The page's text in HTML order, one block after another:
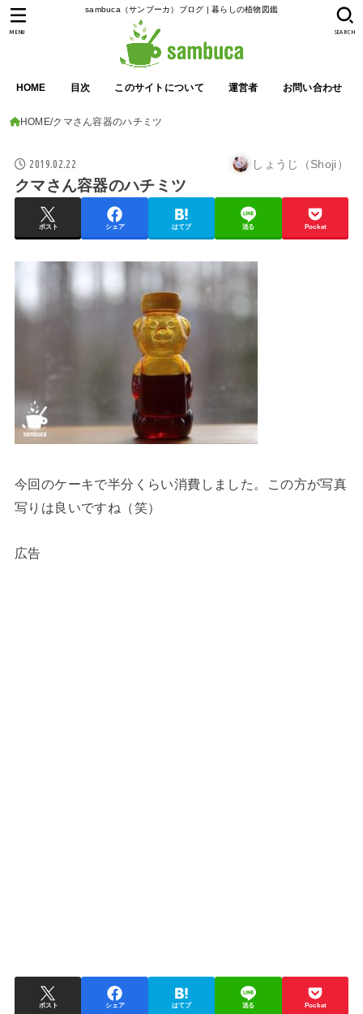
sambuca（サンブーカ）ブログ | 暮らしの植物図鑑
HOME 目次 このサイトについて 運営者 お問い合わせ
SEARCH
MENU
HOME クマさん容器のハチミツ
2019.02.22 しょうじ（Shoji）
クマさん容器のハチミツ
ポスト シェア はてブ 送る Pocket
今回のケーキで半分くらい消費しました。この方が写真
写りは良いですね（笑）
広告
ポスト シェア はてブ 送る Pocket